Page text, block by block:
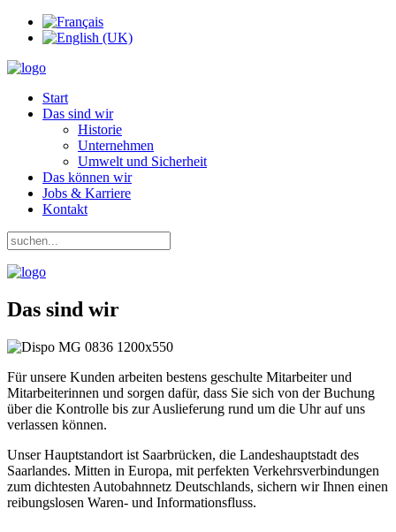
Start
Das sind wir
Historie
Unternehmen
Umwelt und Sicherheit
Das können wir
Jobs & Karriere
Kontakt
Das sind wir
Für unsere Kunden arbeiten bestens geschulte Mitarbeiter und
Mitarbeiterinnen und sorgen dafür, dass Sie sich von der Buchung
über die Kontrolle bis zur Auslieferung rund um die Uhr auf uns
verlassen können.
Unser Hauptstandort ist Saarbrücken, die Landeshauptstadt des
Saarlandes. Mitten in Europa, mit perfekten Verkehrsverbindungen
zum dichtesten Autobahnnetz Deutschlands, sichern wir Ihnen einen
reibungslosen Waren- und Informationsfluss.